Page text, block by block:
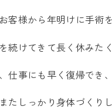
客様から年明けに手
続けてきて長く休み
仕事にも早く復帰でき
たしっかり身体づくり